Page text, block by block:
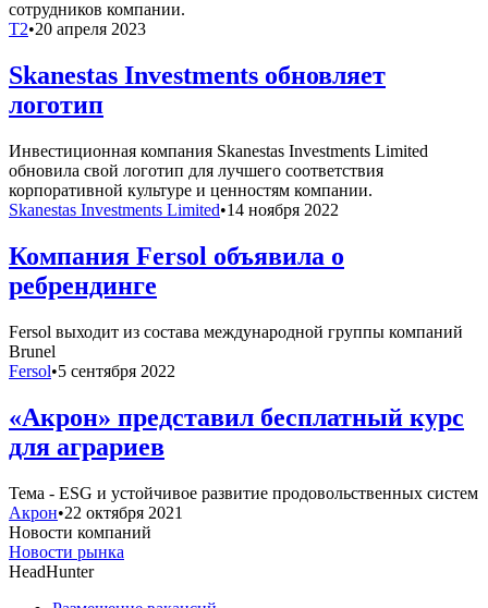
сотрудников компании.
T2•20 апреля 2023
Skanestas Investments обновляет
логотип
Инвестиционная компания Skanestas Investments Limited
обновила свой логотип для лучшего соответствия
корпоративной культуре и ценностям компании.
Skanestas Investments Limited•14 ноября 2022
Компания Fersol объявила о
ребрендинге
Fersol выходит из состава международной группы компаний
Brunel
Fersol•5 сентября 2022
«Акрон» представил бесплатный курс
для аграриев
Тема - ESG и устойчивое развитие продовольственных систем
Акрон•22 октября 2021
Новости компаний
Новости рынка
HeadHunter